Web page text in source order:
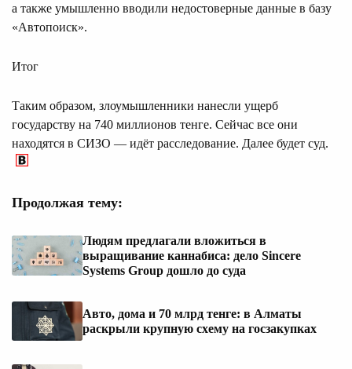
а также умышленно вводили недостоверные данные в базу
«Автопоиск».
Итог
Таким образом, злоумышленники нанесли ущерб
государству на 740 миллионов тенге. Сейчас все они
находятся в СИЗО — идёт расследование. Далее будет суд.
Продолжая тему:
Людям предлагали вложиться в
выращивание каннабиса: дело Sincere
Systems Group дошло до суда
Авто, дома и 70 млрд тенге: в Алматы
раскрыли крупную схему на госзакупках